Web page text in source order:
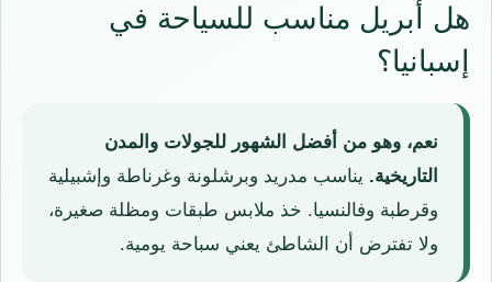
هل أبريل مناسب للسياحة في
إسبانيا؟
نعم، وهو من أفضل الشهور للجولات والمدن
التاريخية. يناسب مدريد وبرشلونة وغرناطة وإشبيلية
وقرطبة وفالنسيا. خذ ملابس طبقات ومظلة صغيرة،
ولا تفترض أن الشاطئ يعني سباحة يومية.